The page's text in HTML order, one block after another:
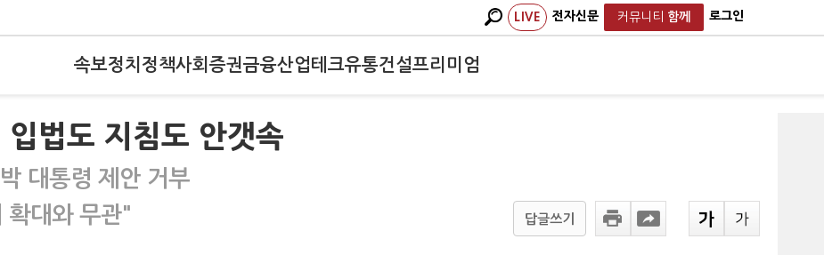
LIVE 전자신문 커뮤니티 함께 로그인
속보정치 정책사회 증권금융산업테크유통건설프리미엄
법도 지침도 안갯속
대통령 제안 거부
확대와 무관"
답글쓰기